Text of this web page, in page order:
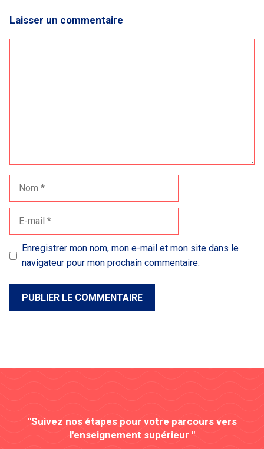
Laisser un commentaire
Nom
Enregistrer mon nom, mon e-mail et mon site dans le
navigateur pour mon prochain commentaire.
"Suivez nos étapes pour votre parcours vers
l'enseignement supérieur "